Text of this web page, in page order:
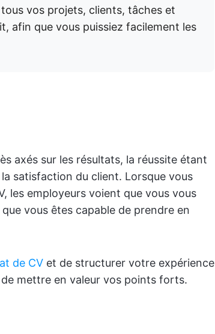
vos projets, clients, tâches et
afin que vous puissiez facilement les
axés sur les résultats, la réussite étant
satisfaction du client. Lorsque vous
les employeurs voient que vous vous
vous êtes capable de prendre en
de CV et de structurer votre expérience
mettre en valeur vos points forts.